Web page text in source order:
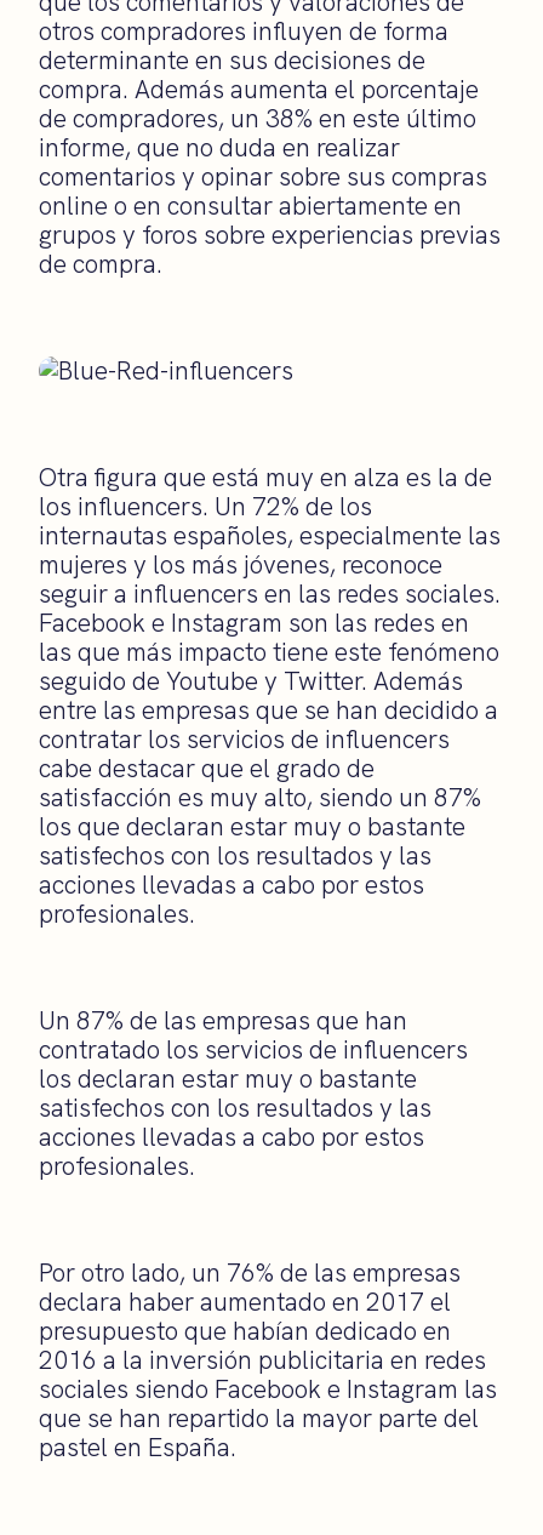
otros compradores influyen de forma
determinante en sus decisiones de
compra. Además aumenta el porcentaje
de compradores, un 38% en este último
informe, que no duda en realizar
comentarios y opinar sobre sus compras
online o en consultar abiertamente en
grupos y foros sobre experiencias previas
de compra.
Otra figura que está muy en alza es la de
los influencers. Un 72% de los
internautas españoles, especialmente las
mujeres y los más jóvenes, reconoce
seguir a influencers en las redes sociales.
Facebook e Instagram son las redes en
las que más impacto tiene este fenómeno
seguido de Youtube y Twitter. Además
entre las empresas que se han decidido a
contratar los servicios de influencers
cabe destacar que el grado de
satisfacción es muy alto, siendo un 87%
los que declaran estar muy o bastante
satisfechos con los resultados y las
acciones llevadas a cabo por estos
profesionales.
Un 87% de las empresas que han
contratado los servicios de influencers
los declaran estar muy o bastante
satisfechos con los resultados y las
acciones llevadas a cabo por estos
profesionales.
Por otro lado, un 76% de las empresas
declara haber aumentado en 2017 el
presupuesto que habían dedicado en
2016 a la inversión publicitaria en redes
sociales siendo Facebook e Instagram las
que se han repartido la mayor parte del
pastel en España.